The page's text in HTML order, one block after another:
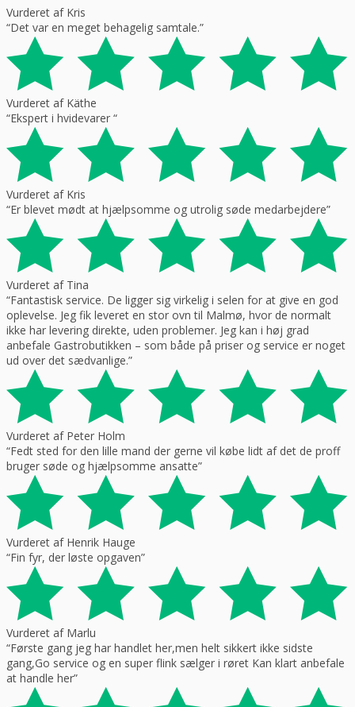
Vurderet af Kris
“Det var en meget behagelig samtale.”
Vurderet af Käthe
“Ekspert i hvidevarer “
Vurderet af Kris
“Er blevet mødt at hjælpsomme og utrolig søde medarbejdere”
Vurderet af Tina
“Fantastisk service. De ligger sig virkelig i selen for at give en god
oplevelse. Jeg fik leveret en stor ovn til Malmø, hvor de normalt
ikke har levering direkte, uden problemer. Jeg kan i høj grad
anbefale Gastrobutikken – som både på priser og service er noget
ud over det sædvanlige.”
Vurderet af Peter Holm
“Fedt sted for den lille mand der gerne vil købe lidt af det de proff
bruger søde og hjælpsomme ansatte”
Vurderet af Henrik Hauge
“Fin fyr, der løste opgaven”
Vurderet af Marlu
“Første gang jeg har handlet her,men helt sikkert ikke sidste
gang,Go service og en super flink sælger i røret Kan klart anbefale
at handle her”